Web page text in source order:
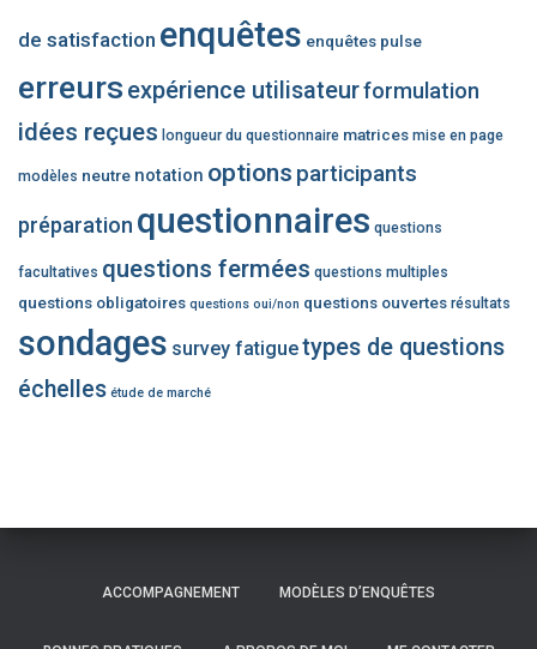
de satisfaction enquêtes enquêtes pulse
erreurs expérience utilisateurformulation
idées reçues longueur du questionnaire matrices mise en page
modèles neutre notation options participants
préparation questionnaires questions
facultatives questions fermées questions multiples
questions obligatoires questions oui/non questions ouvertes résultats
sondages survey fatiguetypes de questions
échelles étude de marché
ACCOMPAGNEMENT MODÈLES D’ENQUÊTES